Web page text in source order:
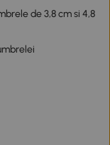
de 3,8 cm si 4,8